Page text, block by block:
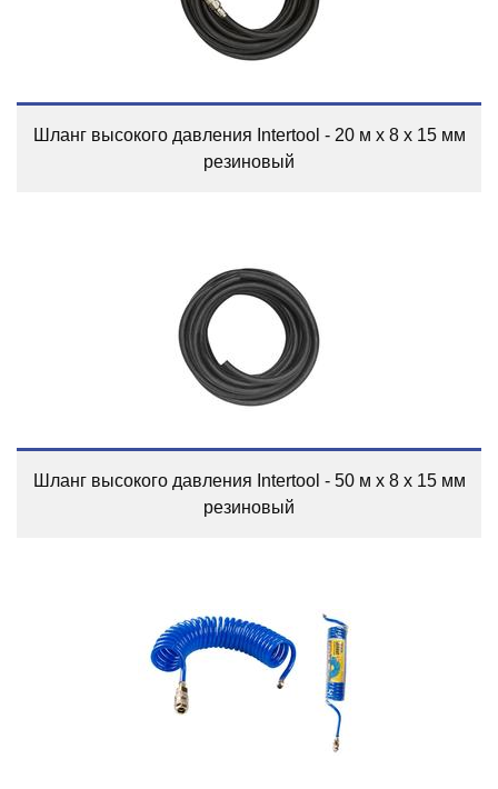
Шланг высокого давления Intertool - 20 м x 8 x 15 мм
резиновый
Шланг высокого давления Intertool - 50 м x 8 x 15 мм
резиновый